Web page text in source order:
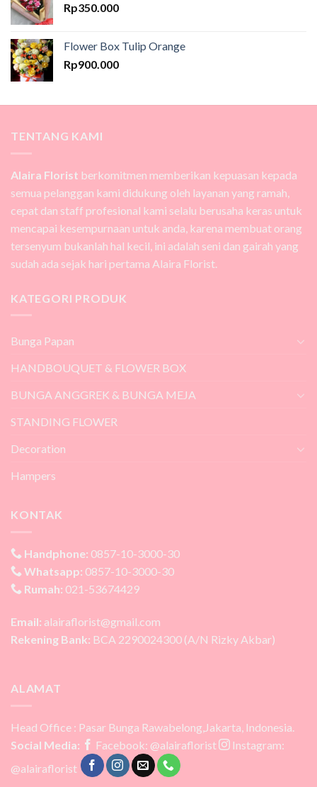
Rp350.000
Flower Box Tulip Orange
Rp900.000
TENTANG KAMI
Alaira Florist berkomitmen memberikan kepuasan kepada
semua pelanggan kami didukung oleh layanan yang ramah,
cepat dan staff profesional kami selalu berusaha keras untuk
mencapai kesempurnaan untuk anda, karena membuat orang
tersenyum bukanlah hal kecil, ini adalah seni dan gairah yang
sudah ada sejak hari pertama Alaira Florist.
KATEGORI PRODUK
Bunga Papan
HANDBOUQUET & FLOWER BOX
BUNGA ANGGREK & BUNGA MEJA
STANDING FLOWER
Decoration
Hampers
KONTAK
Handphone: 0857-10-3000-30
Whatsapp: 0857-10-3000-30
Rumah: 021-53674429
Email: alairaflorist@gmail.com
Rekening Bank: BCA 2290024300 (A/N Rizky Akbar)
ALAMAT
Head Office : Pasar Bunga Rawabelong,Jakarta, Indonesia.
Social Media:
Facebook: @alairaflorist
Instagram:
@alairaflorist